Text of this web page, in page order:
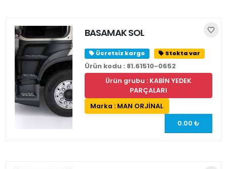
BASAMAK SOL
Ücretsiz kargo Stokta var
Ürün kodu : 81.61510-0652
Ürün grubu : KABİN YEDEK
PARÇALARI
Marka : MAN ORJİNAL
0.00 ₺